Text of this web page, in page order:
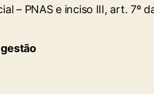
– PNAS e inciso III, art. 7º